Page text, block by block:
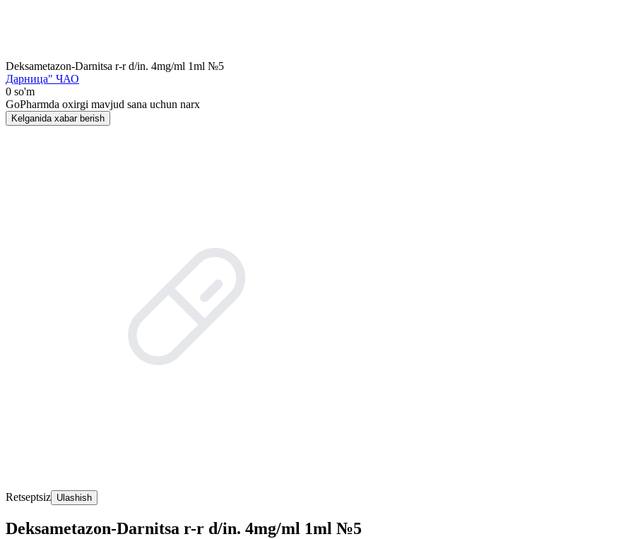
Deksametazon-Darnitsa r-r d/in. 4mg/ml 1ml №5
Дарница" ЧАО
0 so'm
GoPharmda oxirgi mavjud sana uchun narx
Kelganida xabar berish
Retseptsiz Ulashish
Deksametazon-Darnitsa r-r d/in. 4mg/ml 1ml №5